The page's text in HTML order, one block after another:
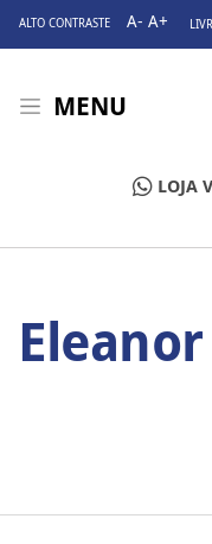
ALTO CONTRASTE A- A+
MENU
LOJA